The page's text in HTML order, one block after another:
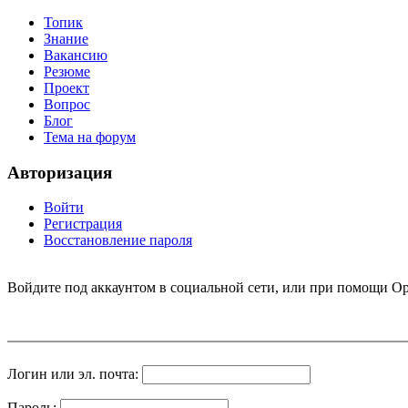
Топик
Знание
Вакансию
Резюме
Проект
Вопрос
Блог
Тема на форум
Авторизация
Войти
Регистрация
Восстановление пароля
Войдите под аккаунтом в социальной сети, или при помощи
Логин или эл. почта: